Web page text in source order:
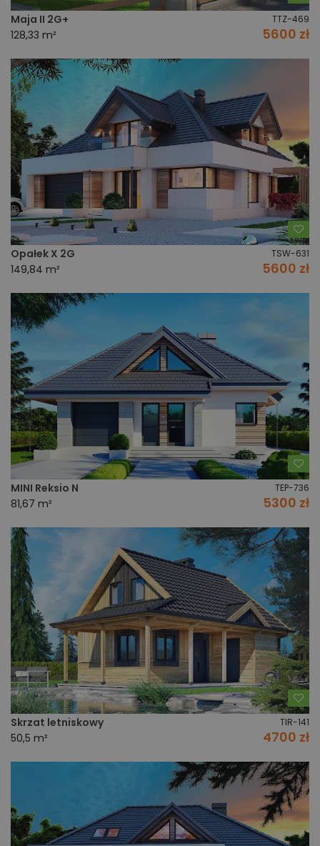
Maja II 2G+ TTZ-469
128,33 m² 5600 zł
Opałek X 2G TSW-631
149,84 m² 5600 zł
MINI Reksio N TEP-736
81,67 m² 5300 zł
Skrzat letniskowy TIR-141
50,5 m² 4700 zł